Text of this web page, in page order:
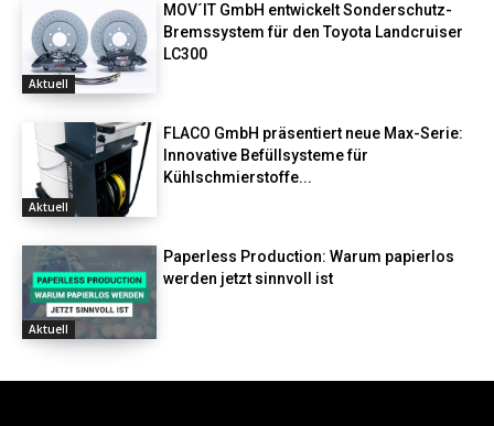
Aktuell
MOV´IT GmbH entwickelt Sonderschutz-
Bremssystem für den Toyota Landcruiser
LC300
Aktuell
FLACO GmbH präsentiert neue Max-Serie:
Innovative Befüllsysteme für
Kühlschmierstoffe...
Aktuell
Paperless Production: Warum papierlos
werden jetzt sinnvoll ist